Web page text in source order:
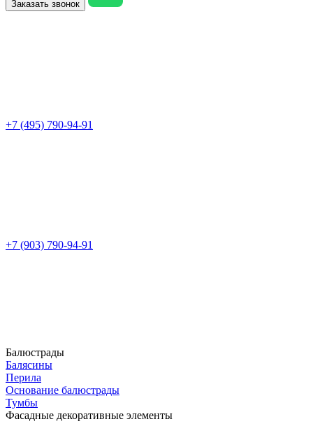
Заказать звонок
+7 (495) 790-94-91
+7 (903) 790-94-91
Балюстрады
Балясины
Перила
Основание балюстрады
Тумбы
Фасадные декоративные элементы